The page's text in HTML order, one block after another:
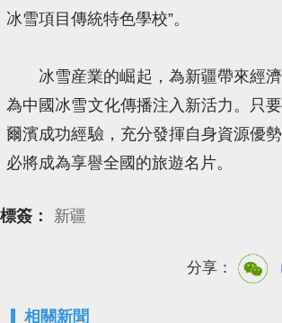
冰雪項目傳統特色學校”。
冰雪産業的崛起，為新疆帶來經
為中國冰雪文化傳播注入新活力。只
爾濱成功經驗，充分發揮自身資源優
必將成為享譽全國的旅遊名片。
標簽： 新疆
分享：
相關新聞